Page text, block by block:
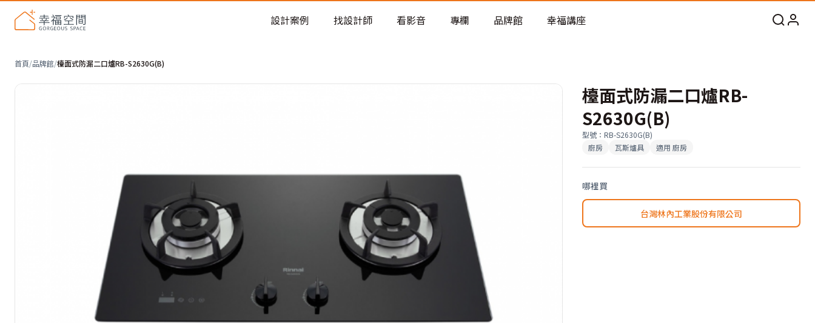
老屋預算分配與高 CP 值煥新術
設計案例 找設計師 看影音 專欄 品牌館 幸福講座
首頁/品牌館/檯面式防漏二口爐RB-S2630G(B)
檯面式防漏二口爐RB-
S2630G(B)
型號 ： RB-S2630G(B)
廚房
瓦斯爐具 適用 廚房
哪裡買
台灣林內工業股份有限公司